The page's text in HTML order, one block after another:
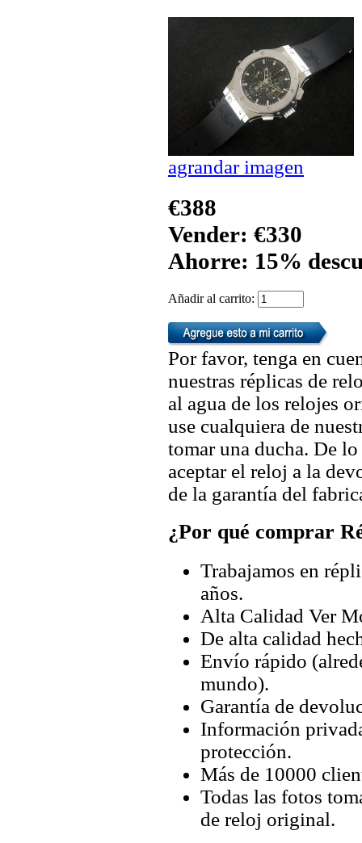
agrandar imagen
€388
Vender: €330
Ahorre: 15%
Añadir al carrito:
Por favor, tenga en
nuestras réplicas de
al agua de los relojes
use cualquiera de
tomar una ducha. De
aceptar el reloj a la
de la garantía del
¿Por qué comprar
Trabajamos en
años.
Alta Calidad Ver
De alta calidad
Envío rápido
mundo).
Garantía de
Información
protección.
Más de 10000
Todas las fotos
de reloj original.